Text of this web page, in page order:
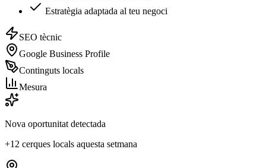
Estratègia adaptada al teu negoci
SEO tècnic
Google Business Profile
Continguts locals
Mesura
Nova oportunitat detectada
+12 cerques locals aquesta setmana